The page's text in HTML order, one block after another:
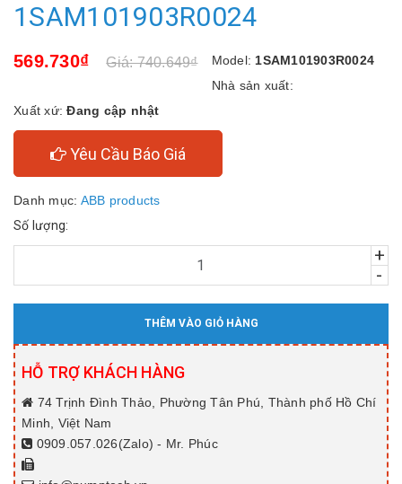
1SAM101903R0024
569.730₫ Giá: 740.649₫ Model: 1SAM101903R0024
Nhà sản xuất:
Xuất xứ:Đang cập nhật
Yêu Cầu Báo Giá
Danh mục: ABB products
Số lượng:
+
-
THÊM VÀO GIỎ HÀNG
HỖ TRỢ KHÁCH HÀNG
74 Trịnh Đình Thảo, Phường Tân Phú, Thành phố Hồ Chí
Minh, Việt Nam
0909.057.026(Zalo) - Mr. Phúc